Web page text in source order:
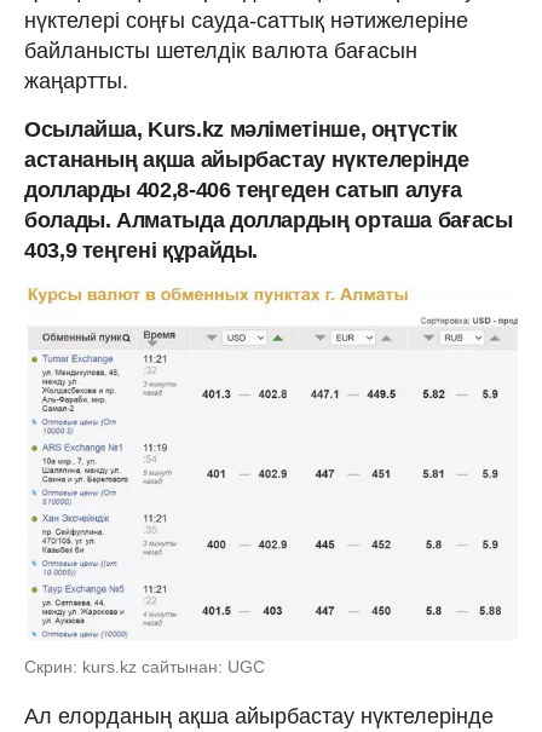
нүктелері соңғы сауда-саттық нәтижелеріне
байланысты шетелдік валюта бағасын
жаңартты.
Осылайша, Kurs.kz мәліметінше, оңтүстік
астананың ақша айырбастау нүктелерінде
долларды 402,8-406 теңгеден сатып алуға
болады. Алматыда доллардың орташа бағасы
403,9 теңгені құрайды.
Скрин: kurs.kz сайтынан: UGC
Ал елорданың ақша айырбастау нүктелерінде